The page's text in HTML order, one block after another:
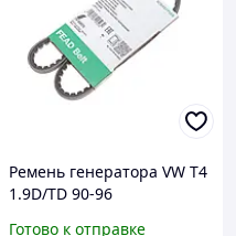
Ремень генератора VW T4
1.9D/TD 90-96
Готово к отправке